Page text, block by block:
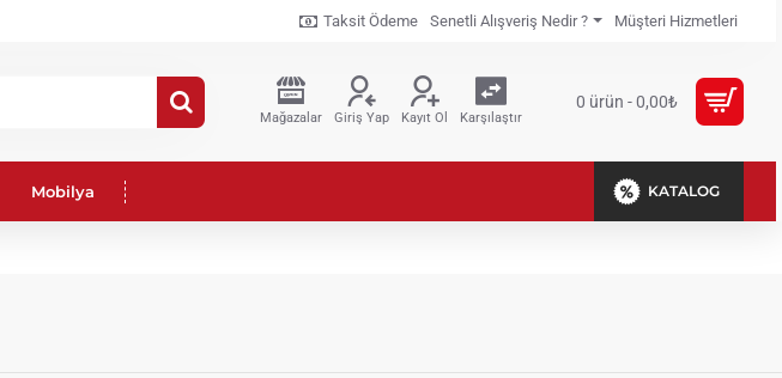
Taksit Ödeme Senetli Alışveriş Nedir ? Müşteri Hizmetleri
Mağazalar Giriş Yap Kayıt Ol Karşılaştır
0 ürün - 0,00₺
Mobilya KATALOG